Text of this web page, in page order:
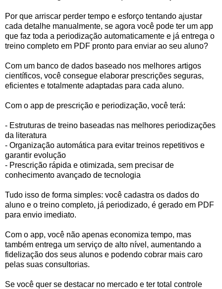
Por que arriscar perder tempo e esforço tentando ajustar
cada detalhe manualmente, se agora você pode ter um app
que faz toda a periodização automaticamente e já entrega o
treino completo em PDF pronto para enviar ao seu aluno?
Com um banco de dados baseado nos melhores artigos
científicos, você consegue elaborar prescrições seguras,
eficientes e totalmente adaptadas para cada aluno.
Com o app de prescrição e periodização, você terá:
- Estruturas de treino baseadas nas melhores periodizações
da literatura
- Organização automática para evitar treinos repetitivos e
garantir evolução
- Prescrição rápida e otimizada, sem precisar de
conhecimento avançado de tecnologia
Tudo isso de forma simples: você cadastra os dados do
aluno e o treino completo, já periodizado, é gerado em PDF
para envio imediato.
Com o app, você não apenas economiza tempo, mas
também entrega um serviço de alto nível, aumentando a
fidelização dos seus alunos e podendo cobrar mais caro
pelas suas consultorias.
Se você quer se destacar no mercado e ter total controle